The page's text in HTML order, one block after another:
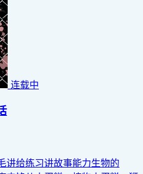
连载中
讲给练习讲故事能力生物的